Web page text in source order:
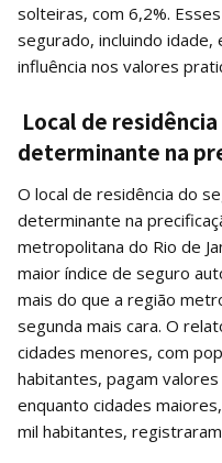
solteiras, com 6,2%.
segurado, incluindo
influência nos valores
Local de
determinante na
O local de residência do
determinante na
metropolitana do Rio de
maior índice de seguro
mais do que a região
segunda mais cara. O
cidades menores, com
habitantes, pagam
enquanto cidades
mil habitantes,